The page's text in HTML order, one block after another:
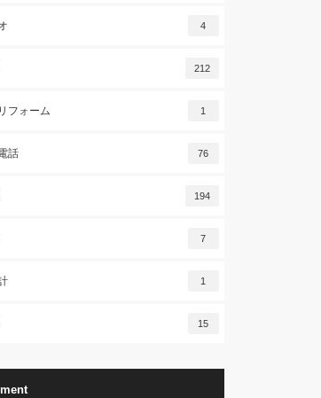
4
212
フォーム 1
話 76
194
7
1
15